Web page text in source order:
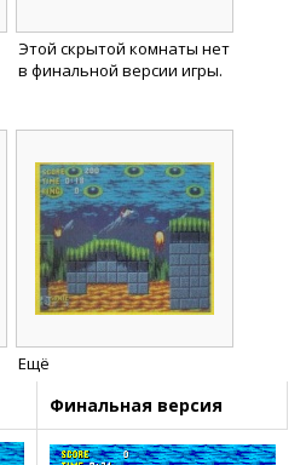
Этой скрытой комнаты нет
в финальной версии игры.
Ещё
Финальная версия